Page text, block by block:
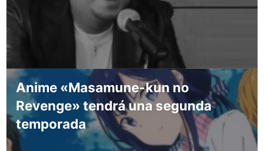
Anime «Masamune-kun no
Revenge» tendrá una segunda
temporada